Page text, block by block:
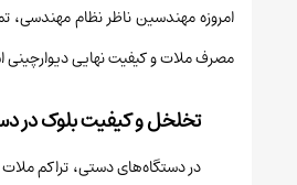
امروزه مهندسین ناظر نظام مهندسی،
مصرف ملات و کیفیت نهایی
تخلخل و کیفیت بلوک در
در دستگاه‌های دستی، تراکم ملات